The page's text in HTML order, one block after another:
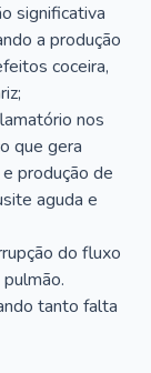
significativa
a produção
coceira,
nos
que gera
produção de
aguda e
do fluxo
tanto falta